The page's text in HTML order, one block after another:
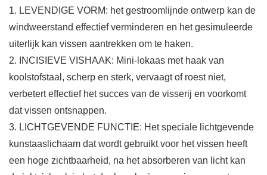
1. LEVENDIGE VORM: het gestroomlijnde ontwerp kan de
windweerstand effectief verminderen en het gesimuleerde
uiterlijk kan vissen aantrekken om te haken.
2. INCISIEVE VISHAAK: Mini-lokaas met haak van
koolstofstaal, scherp en sterk, vervaagt of roest niet,
verbetert effectief het succes van de visserij en voorkomt
dat vissen ontsnappen.
3. LICHTGEVENDE FUNCTIE: Het speciale lichtgevende
kunstaaslichaam dat wordt gebruikt voor het vissen heeft
een hoge zichtbaarheid, na het absorberen van licht kan